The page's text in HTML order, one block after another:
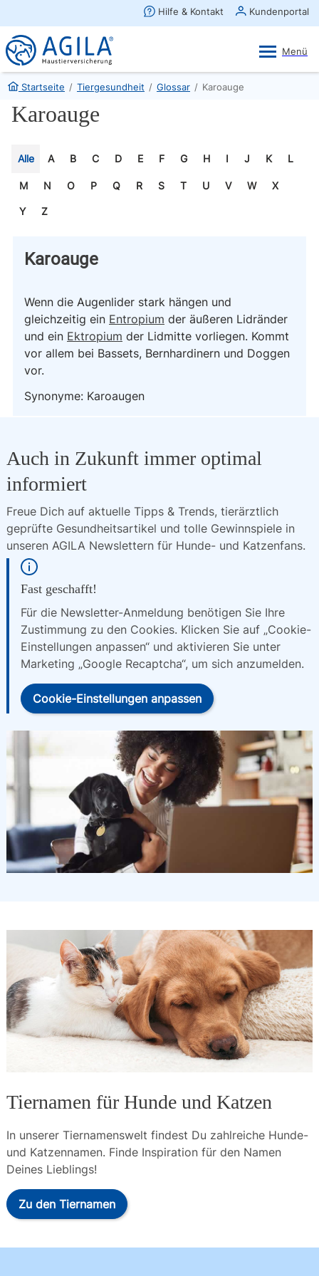
Startseite / Tiergesundheit / Glossar / Karoauge
Karoauge
Alle A B C D E F G H I J K L
M N O P Q R S T U V W X
Y Z
Karoauge
Wenn die Augenlider stark hängen und
gleichzeitig ein Entropium der äußeren Lidränder
und ein Ektropium der Lidmitte vorliegen. Kommt
vor allem bei Bassets, Bernhardinern und Doggen
vor.
Synonyme: Karoaugen
Auch in Zukunft immer optimal
informiert
Freue Dich auf aktuelle Tipps & Trends, tierärztlich
geprüfte Gesundheitsartikel und tolle Gewinnspiele in
unseren AGILA Newslettern für Hunde- und Katzenfans.
Fast geschafft!
Für die Newsletter-Anmeldung benötigen Sie Ihre
Zustimmung zu den Cookies. Klicken Sie auf „Cookie-
Einstellungen anpassen“ und aktivieren Sie unter
Marketing „Google Recaptcha“, um sich anzumelden.
Cookie-Einstellungen anpassen
Tiernamen für Hunde und Katzen
In unserer Tiernamenswelt findest Du zahlreiche Hunde-
und Katzennamen. Finde Inspiration für den Namen
Deines Lieblings!
Zu den Tiernamen
×
AGILA Kunden-App
Gratis - Im Play Store laden
Ansehen